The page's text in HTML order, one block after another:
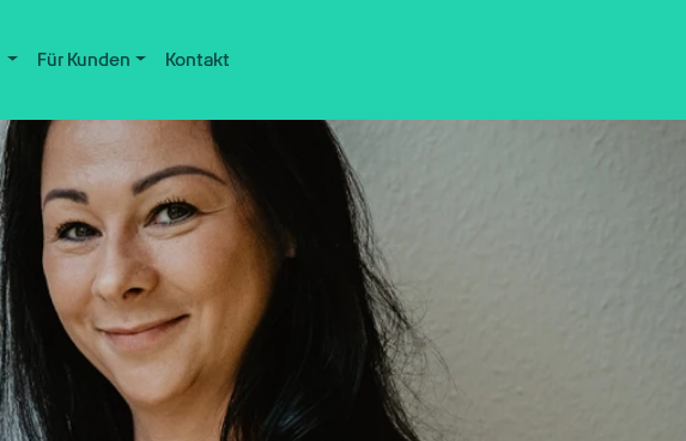
Für Kunden Kontakt